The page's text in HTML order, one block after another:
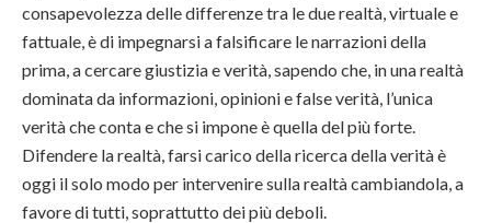
consapevolezza delle differenze tra le due realtà, virtuale e
fattuale, è di impegnarsi a falsificare le narrazioni della
prima, a cercare giustizia e verità, sapendo che, in una realtà
dominata da informazioni, opinioni e false verità, l’unica
verità che conta e che si impone è quella del più forte.
Difendere la realtà, farsi carico della ricerca della verità è
oggi il solo modo per intervenire sulla realtà cambiandola, a
favore di tutti, soprattutto dei più deboli.